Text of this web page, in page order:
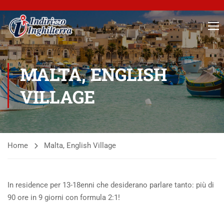
MALTA, ENGLISH
VILLAGE
Home Malta, English Village
In residence per 13-18enni che desiderano parlare tanto: più di
90 ore in 9 giorni con formula 2:1!